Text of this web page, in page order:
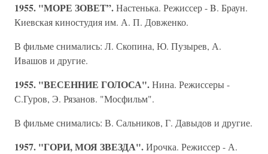
1955. "МОРЕ ЗОВЕТ”.Настенька. Режиссер - B. Браун.
Киевская киностудия им. А. П. Довженко.
В фильме снимались: Л. Скопина, Ю. Пузырев, А.
Ивашов и другие.
1955. "ВЕСЕННИЕ ГОЛОСА".Нина. Режиссеры -
С.Гуров, Э. Рязанов. "Мосфильм".
В фильме снимались: В. Сальников, Г. Давыдов и другие.
1957. "ГОРИ, МОЯ ЗВЕЗДА".Ирочка. Режиссер - А.